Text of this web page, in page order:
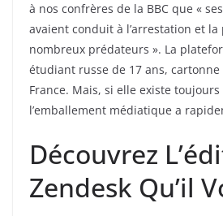
à nos confrères de la BBC que «
avaient conduit à l’arrestation et
nombreux prédateurs ». La
étudiant russe de 17 ans, cartonne
France. Mais, si elle existe toujours
l’emballement médiatique a
Découvrez
Zendesk Qu’il